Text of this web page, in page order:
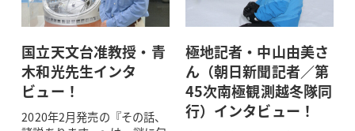
国立天文台准教授・青
木和光先生インタ
ビュー！
2020年2月発売の『その話、
極地記者・中山由美さ
ん（朝日新聞記者／第
45次南極観測越冬隊同
行）インタビュー！